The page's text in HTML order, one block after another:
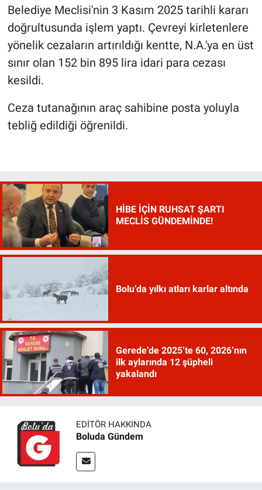
Belediye Meclisi'nin 3 Kasım 2025 tarihli kararı
doğrultusunda işlem yaptı. Çevreyi kirletenlere
yönelik cezaların artırıldığı kentte, N.A.'ya en üst
sınır olan 152 bin 895 lira idari para cezası
kesildi.
Ceza tutanağının araç sahibine posta yoluyla
tebliğ edildiği öğrenildi.
HİBE İÇİN RUHSAT ŞARTI
MECLİS GÜNDEMİNDE!
Bolu’da yılkı atları karlar altında
Gerede’de 2025’te 60, 2026’nın
ilk aylarında 12 şüpheli
yakalandı
EDITÖR HAKKINDA
Boluda Gündem